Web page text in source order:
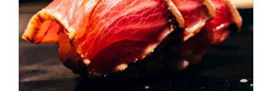
ADD TO CART / DÉTAILS